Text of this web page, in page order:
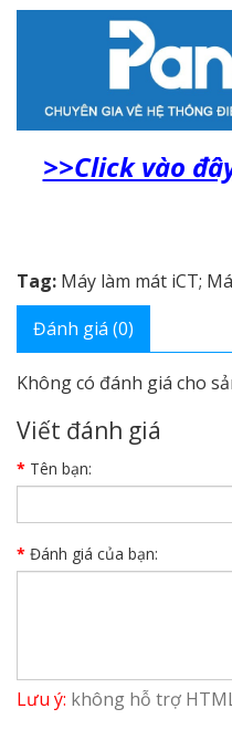
>>Click vào
Tag: Máy làm mát iCT;
Đánh giá (0)
Không có đánh giá cho
Viết đánh giá
Tên bạn:
Đánh giá của bạn:
Lưu ý: không hỗ trợ